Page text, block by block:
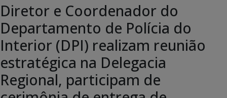
Diretor e Coordenador do
Departamento de Polícia do
Interior (DPI) realizam reunião
estratégica na Delegacia
Regional, participam de